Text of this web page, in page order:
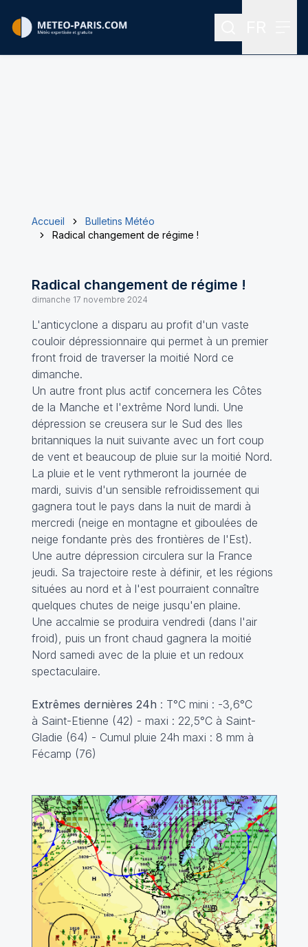
Rechercher
Accueil
Bulletins Météo
Radical changement de régime !
Radical changement de régime !
dimanche 17 novembre 2024
L'anticyclone a disparu au profit d'un vaste
couloir dépressionnaire qui permet à un premier
front froid de traverser la moitié Nord ce
dimanche.
Un autre front plus actif concernera les Côtes
de la Manche et l'extrême Nord lundi. Une
dépression se creusera sur le Sud des Iles
britanniques la nuit suivante avec un fort coup
de vent et beaucoup de pluie sur la moitié Nord.
La pluie et le vent rythmeront la journée de
mardi, suivis d'un sensible refroidissement qui
gagnera tout le pays dans la nuit de mardi à
mercredi (neige en montagne et giboulées de
neige fondante près des frontières de l'Est).
Une autre dépression circulera sur la France
jeudi. Sa trajectoire reste à définir, et les régions
situées au nord et à l'est pourraient connaître
quelques chutes de neige jusqu'en plaine.
Une accalmie se produira vendredi (dans l'air
froid), puis un front chaud gagnera la moitié
Nord samedi avec de la pluie et un redoux
spectaculaire.
Extrêmes dernières 24h : T°C mini : -3,6°C
à Saint-Etienne (42) - maxi : 22,5°C à Saint-
Gladie (64) - Cumul pluie 24h maxi : 8 mm à
Fécamp (76)